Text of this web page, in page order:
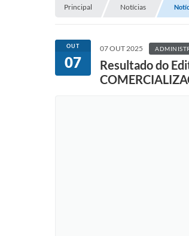
Principal Notícias
OUT
07
07 OUT 2025
Resultado do